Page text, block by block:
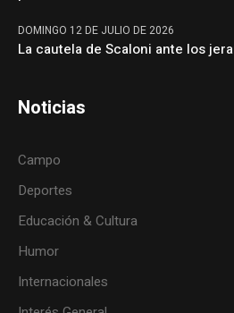
DOMINGO 12 DE JULIO DE 2026
La cautela de Scaloni ante los
Noticias
Campo
Deportes
Educación & Cultura
Humor
Internacionales